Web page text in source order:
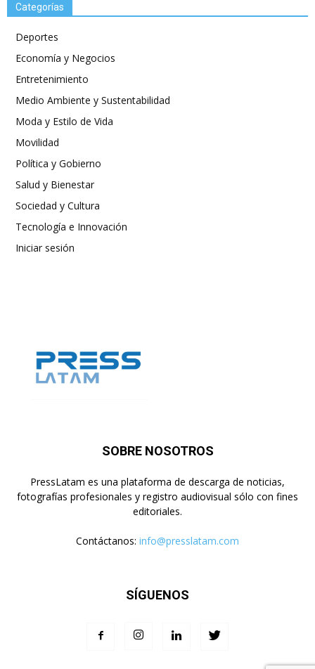
Categorías
Deportes
Economía y Negocios
Entretenimiento
Medio Ambiente y Sustentabilidad
Moda y Estilo de Vida
Movilidad
Política y Gobierno
Salud y Bienestar
Sociedad y Cultura
Tecnología e Innovación
Iniciar sesión
SOBRE NOSOTROS
PressLatam es una plataforma de descarga de noticias,
fotografías profesionales y registro audiovisual sólo con fines
editoriales.
Contáctanos: info@presslatam.com
SÍGUENOS